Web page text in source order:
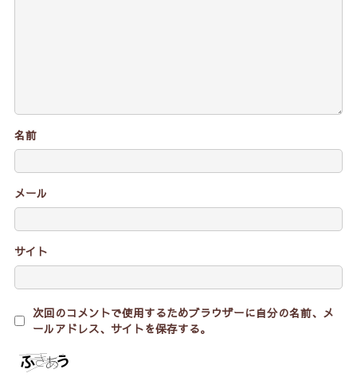
名前
メール
サイト
次回のコメントで使用するためブラウザーに自分の名前、メ
ールアドレス、サイトを保存する。